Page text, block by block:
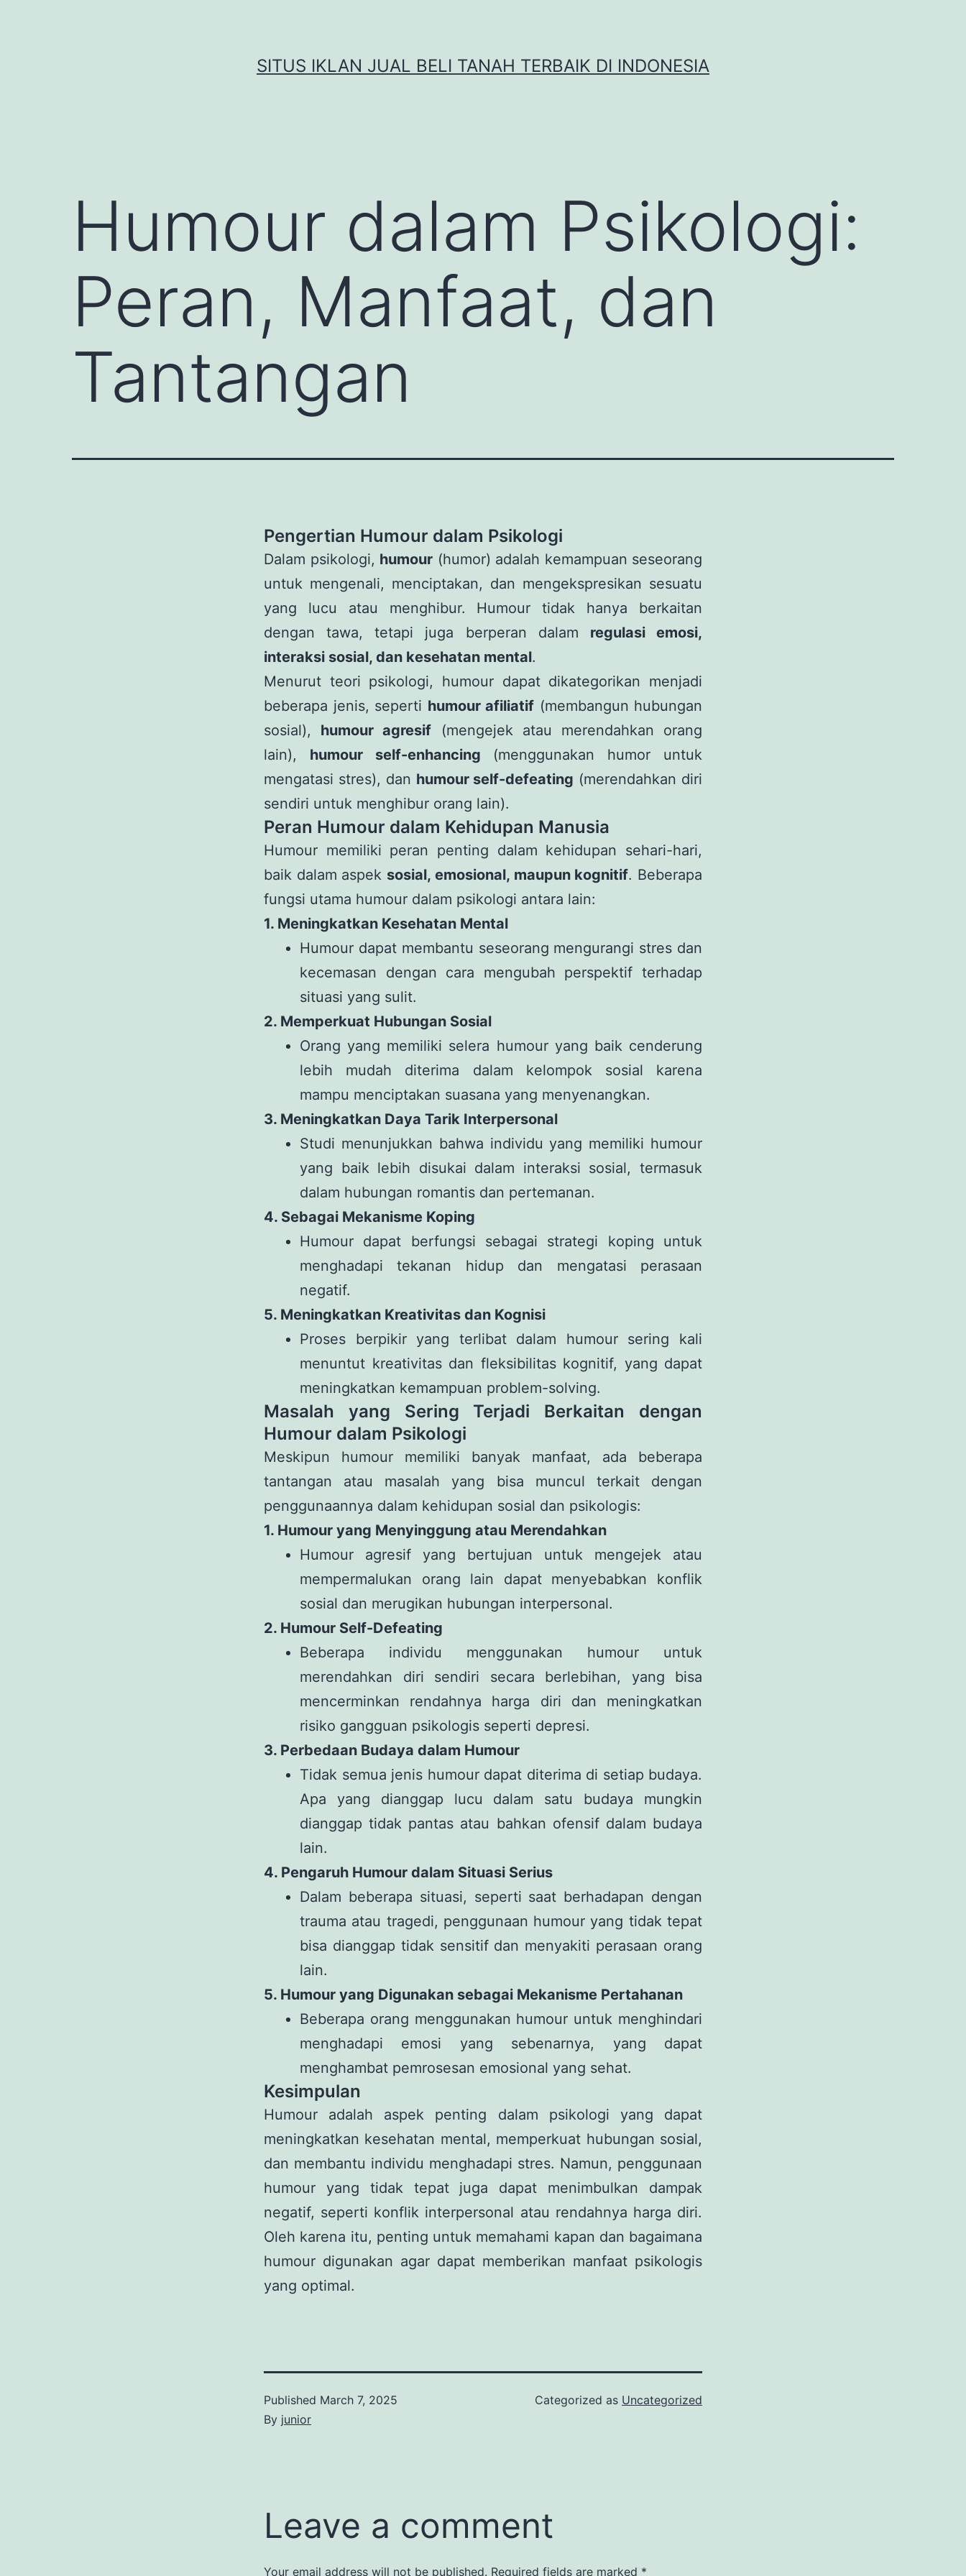
SITUS IKLAN JUAL BELI TANAH TERBAIK DI INDONESIA
Humour dalam Psikologi:
Peran, Manfaat, dan
Tantangan
Pengertian Humour dalam Psikologi
Dalam psikologi, humour (humor) adalah kemampuan seseorang
untuk mengenali, menciptakan, dan mengekspresikan sesuatu
yang lucu atau menghibur. Humour tidak hanya berkaitan
dengan tawa, tetapi juga berperan dalam regulasi emosi,
interaksi sosial, dan kesehatan mental.
Menurut teori psikologi, humour dapat dikategorikan menjadi
beberapa jenis, seperti humour afiliatif (membangun hubungan
sosial), humour agresif (mengejek atau merendahkan orang
lain), humour self-enhancing (menggunakan humor untuk
mengatasi stres), dan humour self-defeating (merendahkan diri
sendiri untuk menghibur orang lain).
Peran Humour dalam Kehidupan Manusia
Humour memiliki peran penting dalam kehidupan sehari-hari,
baik dalam aspek sosial, emosional, maupun kognitif. Beberapa
fungsi utama humour dalam psikologi antara lain:
1. Meningkatkan Kesehatan Mental
Humour dapat membantu seseorang mengurangi stres dan
kecemasan dengan cara mengubah perspektif terhadap
situasi yang sulit.
2. Memperkuat Hubungan Sosial
Orang yang memiliki selera humour yang baik cenderung
lebih mudah diterima dalam kelompok sosial karena
mampu menciptakan suasana yang menyenangkan.
3. Meningkatkan Daya Tarik Interpersonal
Studi menunjukkan bahwa individu yang memiliki humour
yang baik lebih disukai dalam interaksi sosial, termasuk
dalam hubungan romantis dan pertemanan.
4. Sebagai Mekanisme Koping
Humour dapat berfungsi sebagai strategi koping untuk
menghadapi tekanan hidup dan mengatasi perasaan
negatif.
5. Meningkatkan Kreativitas dan Kognisi
Proses berpikir yang terlibat dalam humour sering kali
menuntut kreativitas dan fleksibilitas kognitif, yang dapat
meningkatkan kemampuan problem-solving.
Masalah yang Sering Terjadi Berkaitan dengan
Humour dalam Psikologi
Meskipun humour memiliki banyak manfaat, ada beberapa
tantangan atau masalah yang bisa muncul terkait dengan
penggunaannya dalam kehidupan sosial dan psikologis:
1. Humour yang Menyinggung atau Merendahkan
Humour agresif yang bertujuan untuk mengejek atau
mempermalukan orang lain dapat menyebabkan konflik
sosial dan merugikan hubungan interpersonal.
2. Humour Self-Defeating
Beberapa individu menggunakan humour untuk
merendahkan diri sendiri secara berlebihan, yang bisa
mencerminkan rendahnya harga diri dan meningkatkan
risiko gangguan psikologis seperti depresi.
3. Perbedaan Budaya dalam Humour
Tidak semua jenis humour dapat diterima di setiap budaya.
Apa yang dianggap lucu dalam satu budaya mungkin
dianggap tidak pantas atau bahkan ofensif dalam budaya
lain.
4. Pengaruh Humour dalam Situasi Serius
Dalam beberapa situasi, seperti saat berhadapan dengan
trauma atau tragedi, penggunaan humour yang tidak tepat
bisa dianggap tidak sensitif dan menyakiti perasaan orang
lain.
5. Humour yang Digunakan sebagai Mekanisme Pertahanan
Beberapa orang menggunakan humour untuk menghindari
menghadapi emosi yang sebenarnya, yang dapat
menghambat pemrosesan emosional yang sehat.
Kesimpulan
Humour adalah aspek penting dalam psikologi yang dapat
meningkatkan kesehatan mental, memperkuat hubungan sosial,
dan membantu individu menghadapi stres. Namun, penggunaan
humour yang tidak tepat juga dapat menimbulkan dampak
negatif, seperti konflik interpersonal atau rendahnya harga diri.
Oleh karena itu, penting untuk memahami kapan dan bagaimana
humour digunakan agar dapat memberikan manfaat psikologis
yang optimal.
Published March 7, 2025
By junior
Categorized as Uncategorized
Leave a comment
Your email address will not be published. Required fields are marked *